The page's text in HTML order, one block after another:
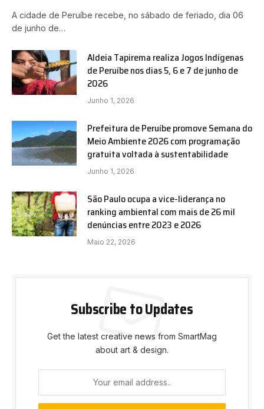
A cidade de Peruíbe recebe, no sábado de feriado, dia 06
de junho de…
Aldeia Tapirema realiza Jogos Indígenas
de Peruíbe nos dias 5, 6 e 7 de junho de
2026
Junho 1, 2026
Prefeitura de Peruíbe promove Semana do
Meio Ambiente 2026 com programação
gratuita voltada à sustentabilidade
Junho 1, 2026
São Paulo ocupa a vice-liderança no
ranking ambiental com mais de 26 mil
denúncias entre 2023 e 2026
Maio 22, 2026
Subscribe to Updates
Get the latest creative news from SmartMag
about art & design.